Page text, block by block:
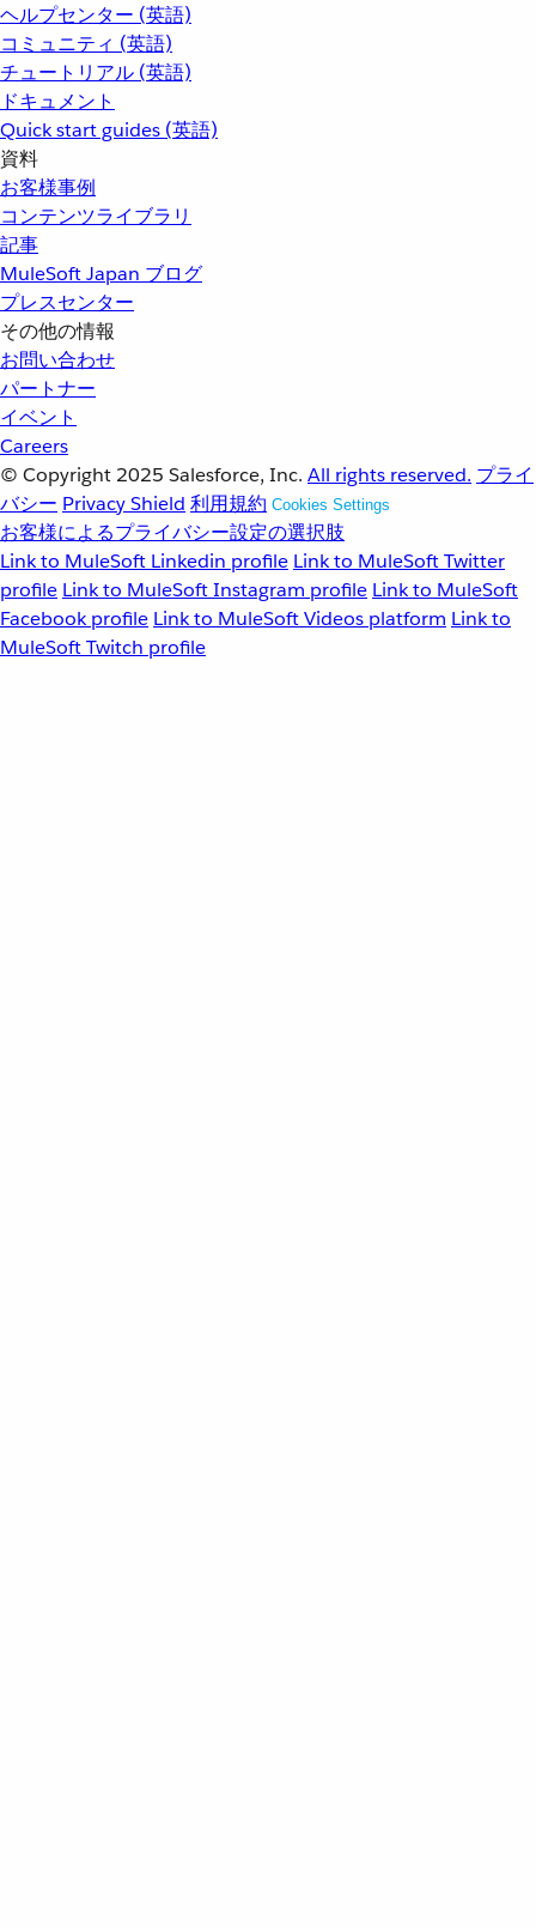
ヘルプセンター (英語)
コミュニティ (英語)
チュートリアル (英語)
ドキュメント
Quick start guides (英語)
資料
お客様事例
コンテンツライブラリ
記事
MuleSoft Japan ブログ
プレスセンター
その他の情報
お問い合わせ
パートナー
イベント
Careers
© Copyright 2025 Salesforce, Inc. All rights reserved. プライ
バシー Privacy Shield 利用規約 Cookies Settings
お客様によるプライバシー設定の選択肢
Link to MuleSoft Linkedin profile Link to MuleSoft Twitter
profile Link to MuleSoft Instagram profile Link to MuleSoft
Facebook profile Link to MuleSoft Videos platform Link to
MuleSoft Twitch profile